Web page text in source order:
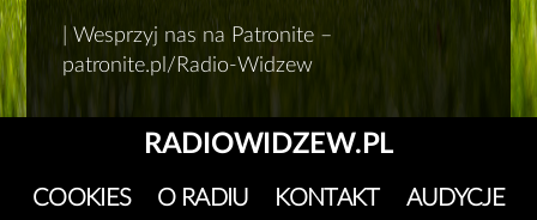
| Wesprzyj nas na Patronite –
patronite.pl/Radio-Widzew
RADIOWIDZEW.PL
COOKIES O RADIU KONTAKT AUDYCJE